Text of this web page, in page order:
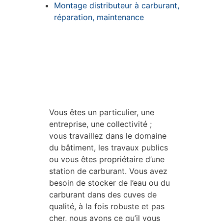
Montage distributeur à carburant,
réparation, maintenance
Vous êtes un particulier, une
entreprise, une collectivité ;
vous travaillez dans le domaine
du bâtiment, les travaux publics
ou vous êtes propriétaire d’une
station de carburant. Vous avez
besoin de stocker de l’eau ou du
carburant dans des cuves de
qualité, à la fois robuste et pas
cher, nous avons ce qu’il vous